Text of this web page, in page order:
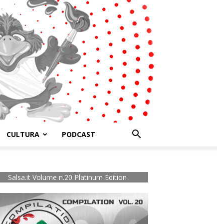
CULTURA PODCAST
Salsa.it Volume n.20 Platinum Edition